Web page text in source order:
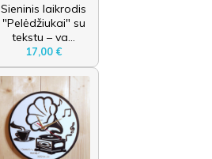
Sieninis laikrodis
"Pelėdžiukai" su
tekstu – va...
17,00 €